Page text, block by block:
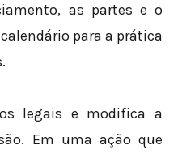
as partes e o
para a prática
legais e modifica a
Em uma ação que